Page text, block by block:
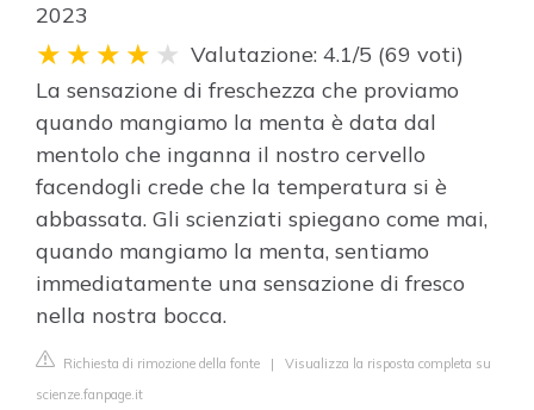
2023
Valutazione: 4.1/5 (69 voti)
La sensazione di freschezza che proviamo
quando mangiamo la menta è data dal
mentolo che inganna il nostro cervello
facendogli crede che la temperatura si è
abbassata. Gli scienziati spiegano come mai,
quando mangiamo la menta, sentiamo
immediatamente una sensazione di fresco
nella nostra bocca.
Richiesta di rimozione della fonte | Visualizza la risposta completa su
scienze.fanpage.it